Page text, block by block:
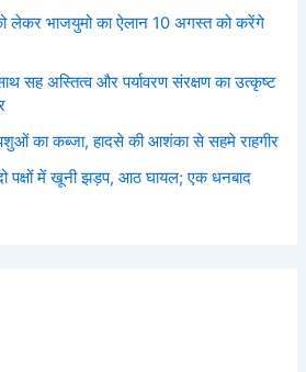
को लेकर भाजयुमो का ऐलान 10 अगस्त को करेंगे
सह अस्तित्व और पर्यावरण संरक्षण का उत्कृष्ट
का कब्जा, हादसे की आशंका से सहमे राहगीर
में खूनी झड़प, आठ घायल; एक धनबाद